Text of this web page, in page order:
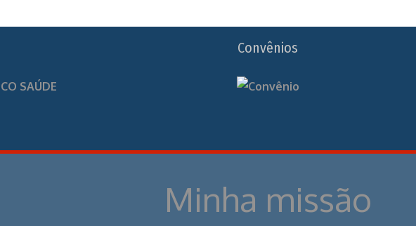
Convênios
Minha missão